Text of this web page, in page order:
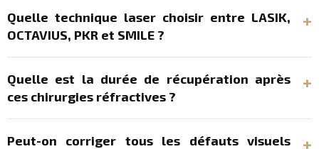
Quelle technique laser choisir entre LASIK,
OCTAVIUS, PKR et SMILE ?
Quelle est la durée de récupération après
ces chirurgies réfractives ?
Peut-on corriger tous les défauts visuels